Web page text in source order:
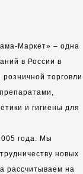
Маркет» – одна
в России в
торговли
и гигиены для
года. Мы
новых
рассчитываем на